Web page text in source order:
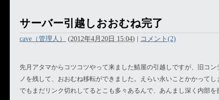
サーバー引越しおおむね完了
cave（管理人） (2012年4月20日 15:04) | コメント(2)
先月アタマからコツコツやって来ました鯖屋の引越しですが、旧コン
ノを残して、おおむね移転ができました。えらい永いことかかって
でもまだリンク切れしてるとこも多々あるんで、あんまし深く内部を